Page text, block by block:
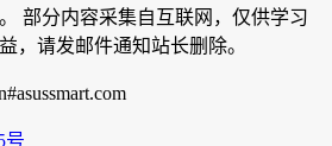
部分内容采集自互联网，仅供学习
，请发邮件通知站长删除。
号